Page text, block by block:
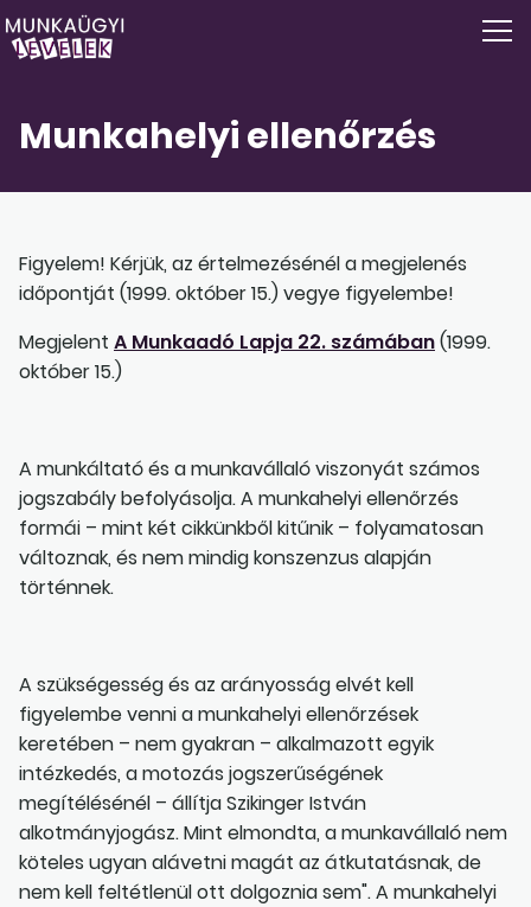
Munkahelyi ellenőrzés
Figyelem! Kérjük, az értelmezésénél a megjelenés
időpontját (1999. október 15.) vegye figyelembe!
Megjelent A Munkaadó Lapja 22. számában(1999.
október 15.)
A munkáltató és a munkavállaló viszonyát számos
jogszabály befolyásolja. A munkahelyi ellenőrzés
formái – mint két cikkünkből kitűnik – folyamatosan
változnak, és nem mindig konszenzus alapján
történnek.
A szükségesség és az arányosság elvét kell
figyelembe venni a munkahelyi ellenőrzések
keretében – nem gyakran – alkalmazott egyik
intézkedés, a motozás jogszerűségének
megítélésénél – állítja Szikinger István
alkotmányjogász. Mint elmondta, a munkavállaló nem
köteles ugyan alávetni magát az átkutatásnak, de
nem kell feltétlenül ott dolgoznia sem". A munkahelyi